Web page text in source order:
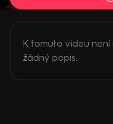
K tomuto videu
žádný popis.